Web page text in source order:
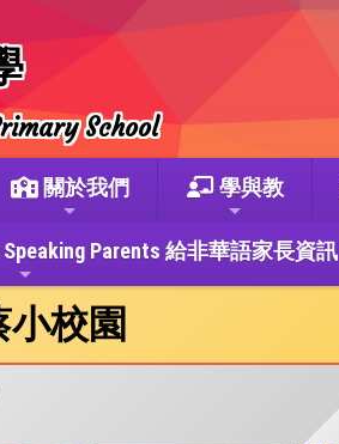
School
關於我們 學與教
Parents 給非華語家長資訊
校園